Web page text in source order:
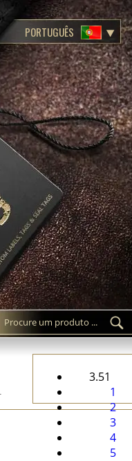
PORTUGUÊS
3.51
1
2
3
4
5